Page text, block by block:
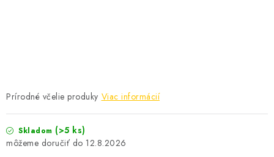
Prírodné včelie produky Viac informácií
Skladom (>5 ks)
12.8.2026